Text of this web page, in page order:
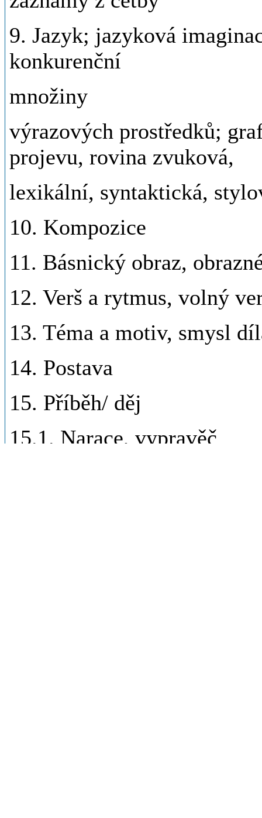
9. Jazyk; jazyková
konkurenční
množiny
výrazových prostředků;
projevu, rovina zvuková,
lexikální, syntaktická,
10. Kompozice
11. Básnický obraz,
12. Verš a rytmus, volný
13. Téma a motiv, smysl
14. Postava
15. Příběh/ děj
15.1. Narace, vypravěč